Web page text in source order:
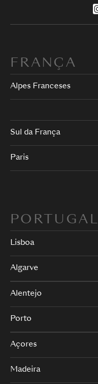
FRANÇA
Alpes Franceses
Sul da França
Paris
PORTUGAL
Lisboa
Algarve
Alentejo
Porto
Açores
Madeira